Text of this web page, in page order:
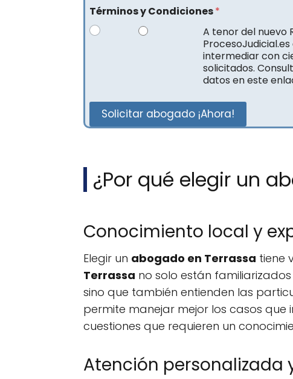
Términos y Condiciones*
A tenor del nuevo
intermediar con
solicitados.
datos en este
Solicitar abogado ¡Ahora!
¿Por qué elegir un
Conocimiento local y
Elegir un abogado en Terrassa tiene
Terrassa no solo están
sino que también entienden las
permite manejar mejor los casos
cuestiones que requieren un
Atención personalizada